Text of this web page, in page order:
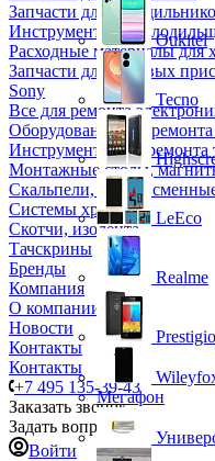
Запчасти для
Инструмент для
Расходные материалы для
Запчасти для игровых
Sony
Все для ремонта
Оборудование для
Инструменты для ремонта
Монтажные столы,
Скальпели, лезвия
Системы хранения
Скотчи, изолента
Тачскрины
Бренды
Компания
О компании
Новости
Контакты
Контакты
+7 495 135-39-43
Заказать звонок
Задать вопрос
Войти
Oukitel
Tecno
LeEco
Realme
Prestigio
Мегафон